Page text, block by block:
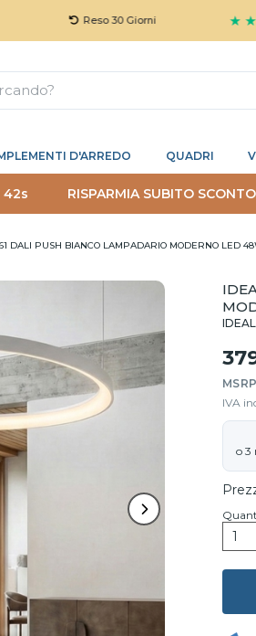
Reso 30 Giorni ★ ★ ★ ★ ★
D'ARREDO QUADRI
41s RISPARMIA SUBITO
DALI PUSH BIANCO LAMPADARIO MODERNO LED
MSRP
IVA